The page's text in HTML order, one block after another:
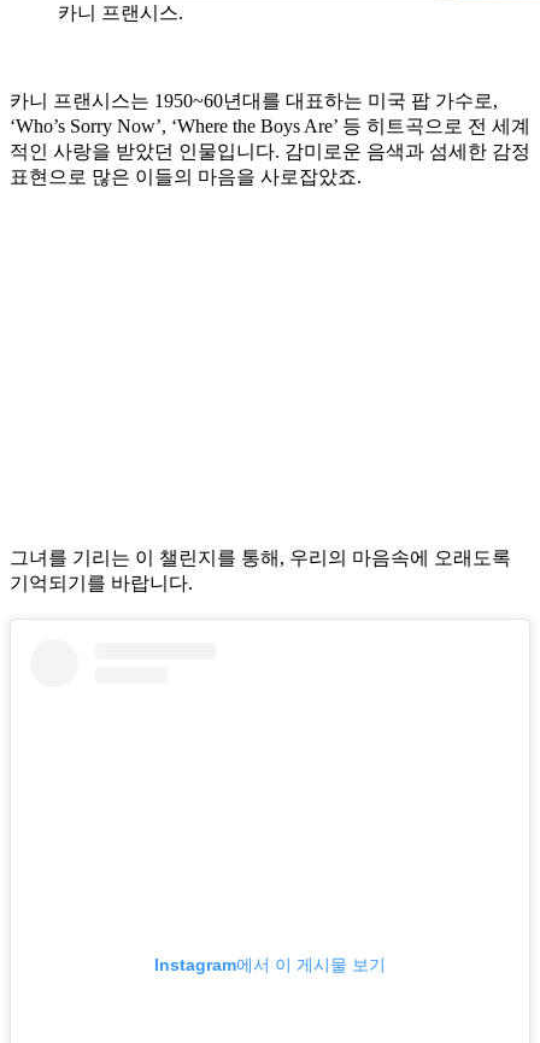
️카니 프랜시스.
️카니 프랜시스는 1950~60년대를 대표하는 미국 팝 가수로,
‘Who’s Sorry Now’, ‘Where the Boys Are’ 등 히트곡으로 전 세계
적인 사랑을 받았던 인물입니다. 감미로운 음색과 섬세한 감정
표현으로 많은 이들의 마음을 사로잡았죠.
그녀를 기리는 이 챌린지를 통해, 우리의 마음속에 오래도록
기억되기를 바랍니다.
Instagram에서 이 게시물 보기